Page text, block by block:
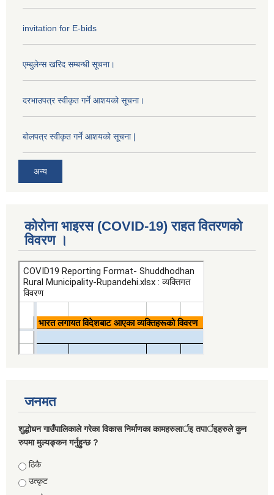
invitation for E-bids
एम्बुलेन्स खरिद सम्बन्धी सूचना।
दरभाउपत्र स्वीकृत गर्ने आशयको सूचना।
बोलपत्र स्वीकृत गर्ने आशयको सूचना |
अन्य
कोरोना भाइरस (COVID-19) राहत वितरणको
विवरण ।
जनमत
शुद्धोधन गाउँपालिकाले गरेका विकास निर्माणका कामहरुलार्इ तपार्इहरुले कुन
रुपमा मुल्यङ्कन गर्नुहुन्छ ?
Choices
ठिकै
उत्कृट